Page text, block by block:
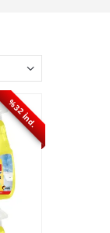
%32 İnd.